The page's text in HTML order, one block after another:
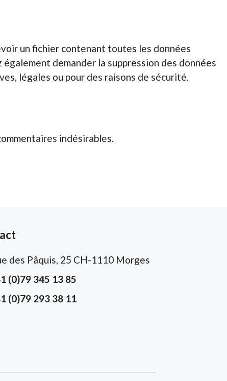
un fichier contenant toutes les données
demander la suppression des données
légales ou pour des raisons de sécurité.
indésirables.
des Pâquis, 25 CH-1110 Morges
(0)79 345 13 85
(0)79 293 38 11